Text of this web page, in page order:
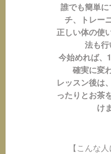
誰でも簡単
チ、トレー
正しい体の使
法も行
今始めれば、
確実に変
レッスン後は
ったりとお茶
け
【こんな